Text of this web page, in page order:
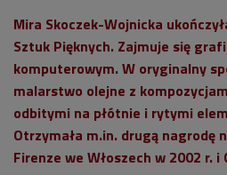
Mira Skoczek-Wojnicka
Sztuk Pięknych. Zajmuje się
komputerowym. W oryginalny
malarstwo olejne z
odbitymi na płótnie i rytymi
Otrzymała m.in. drugą nagrodę
Firenze we Włoszech w 2002 r. i